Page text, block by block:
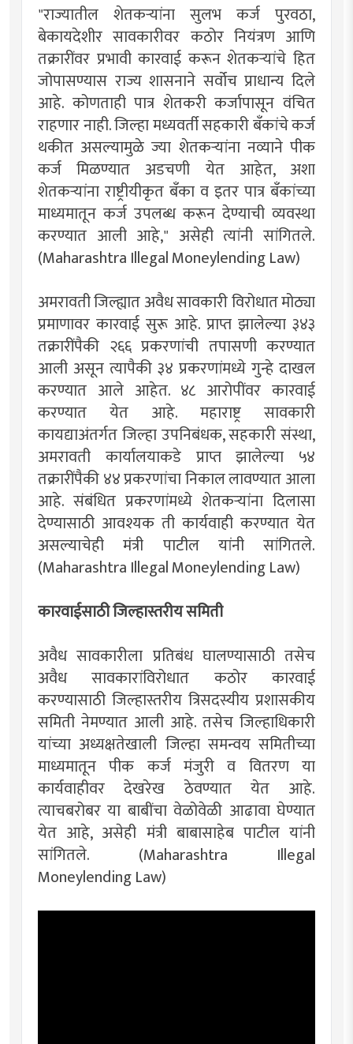
"राज्यातील शेतकऱ्यांना सुलभ कर्ज पुरवठा,
बेकायदेशीर सावकारीवर कठोर नियंत्रण आणि
तक्रारींवर प्रभावी कारवाई करून शेतकऱ्यांचे हित
जोपासण्यास राज्य शासनाने सर्वोच प्राधान्य दिले
आहे. कोणताही पात्र शेतकरी कर्जापासून वंचित
राहणार नाही. जिल्हा मध्यवर्ती सहकारी बँकांचे कर्ज
थकीत असल्यामुळे ज्या शेतकऱ्यांना नव्याने पीक
कर्ज मिळण्यात अडचणी येत आहेत, अशा
शेतकऱ्यांना राष्ट्रीयीकृत बँका व इतर पात्र बँकांच्या
माध्यमातून कर्ज उपलब्ध करून देण्याची व्यवस्था
करण्यात आली आहे," असेही त्यांनी सांगितले.
(Maharashtra Illegal Moneylending Law)
अमरावती जिल्ह्यात अवैध सावकारी विरोधात मोठ्या
प्रमाणावर कारवाई सुरू आहे. प्राप्त झालेल्या ३४३
तक्रारींपैकी २६६ प्रकरणांची तपासणी करण्यात
आली असून त्यापैकी ३४ प्रकरणांमध्ये गुन्हे दाखल
करण्यात आले आहेत. ४८ आरोपींवर कारवाई
करण्यात येत आहे. महाराष्ट्र सावकारी
कायद्याअंतर्गत जिल्हा उपनिबंधक, सहकारी संस्था,
अमरावती कार्यालयाकडे प्राप्त झालेल्या ५४
तक्रारींपैकी ४४ प्रकरणांचा निकाल लावण्यात आला
आहे. संबंधित प्रकरणांमध्ये शेतकऱ्यांना दिलासा
देण्यासाठी आवश्यक ती कार्यवाही करण्यात येत
असल्याचेही मंत्री पाटील यांनी सांगितले.
(Maharashtra Illegal Moneylending Law)
कारवाईसाठी जिल्हास्तरीय समिती
अवैध सावकारीला प्रतिबंध घालण्यासाठी तसेच
अवैध सावकारांविरोधात कठोर कारवाई
करण्यासाठी जिल्हास्तरीय त्रिसदस्यीय प्रशासकीय
समिती नेमण्यात आली आहे. तसेच जिल्हाधिकारी
यांच्या अध्यक्षतेखाली जिल्हा समन्वय समितीच्या
माध्यमातून पीक कर्ज मंजुरी व वितरण या
कार्यवाहीवर देखरेख ठेवण्यात येत आहे.
त्याचबरोबर या बाबींचा वेळोवेळी आढावा घेण्यात
येत आहे, असेही मंत्री बाबासाहेब पाटील यांनी
सांगितले. (Maharashtra Illegal
Moneylending Law)